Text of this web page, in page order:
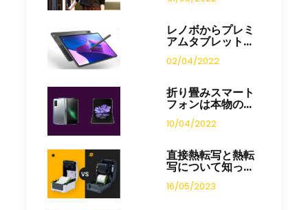
レノボからプレミ
アムタブレット...
02/04/2022
折り畳みスマート
フォンは本物の...
10/04/2022
直接熱転写と熱転
写について知っ...
16/05/2023